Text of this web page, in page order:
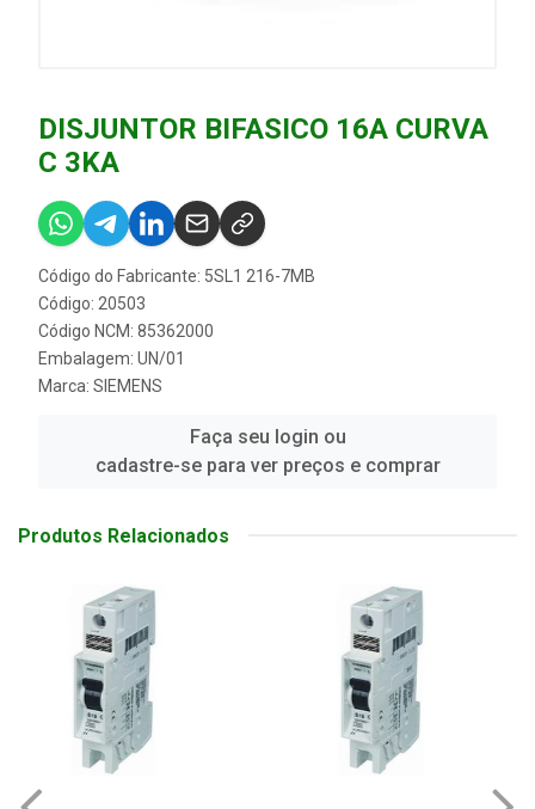
DISJUNTOR BIFASICO 16A CURVA
C 3KA
Código do Fabricante: 5SL1 216-7MB
Código: 20503
Código NCM: 85362000
Embalagem: UN/01
Marca: SIEMENS
Faça seu login ou
cadastre-se para ver preços e comprar
Produtos Relacionados